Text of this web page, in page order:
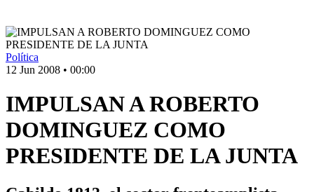
Política
12 Jun 2008 • 00:00
IMPULSAN A ROBERTO
DOMINGUEZ COMO
PRESIDENTE DE LA JUNTA